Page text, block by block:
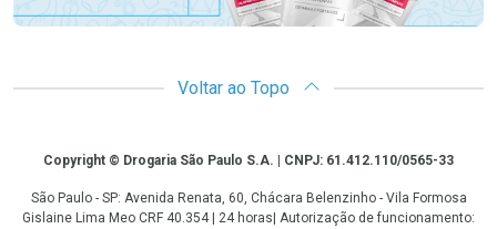
Voltar ao Topo
CopyrightCopyright © Drogaria São Paulo S.A. | CNPJ: 61.412.110/0565-33
São Paulo - SP: Avenida Renata, 60, Chácara Belenzinho - Vila Formosa
Gislaine Lima Meo CRF 40.354 | 24 horas| Autorização de funcionamento: